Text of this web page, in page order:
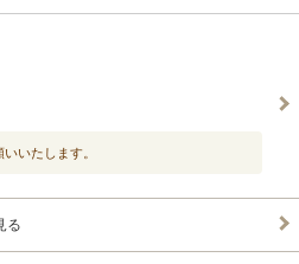
いたします。
る